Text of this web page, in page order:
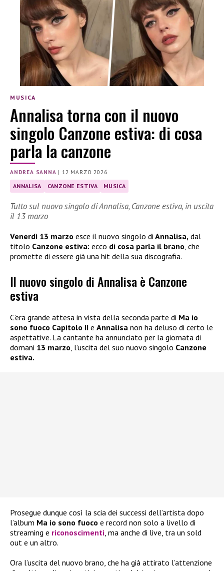
MUSICA
Annalisa torna con il nuovo
singolo Canzone estiva: di cosa
parla la canzone
ANDREA SANNA | 12 MARZO 2026
ANNALISA CANZONE ESTIVA MUSICA
Tutto sul nuovo singolo di Annalisa, Canzone estiva, in uscita
il 13 marzo
Venerdì 13 marzo esce il nuovo singolo di Annalisa, dal
titolo Canzone estiva: ecco di cosa parla il brano , che
promette di essere già una hit della sua discografia.
Il nuovo singolo di Annalisa è Canzone
estiva
C’era grande attesa in vista della seconda parte di Ma io
sono fuoco Capitolo II e Annalisa non ha deluso di certo le
aspettative. La cantante ha annunciato per la giornata di
domani 13 marzo, l’uscita del suo nuovo singolo Canzone
estiva.
Prosegue dunque così la scia dei successi dell’artista dopo
l’album Ma io sono fuoco e record non solo a livello di
streaming e riconoscimenti, ma anche di live, tra un sold
out e un altro.
Ora l’uscita del nuovo brano, che ha già attirato l’attenzione